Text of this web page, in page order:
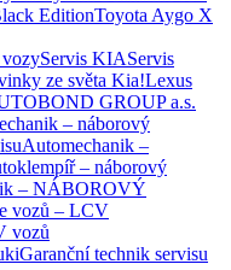
EditionToyota Aygo X
Servis KIAServis
ze světa Kia!Lexus
GROUP a.s.
– náborový
Automechanik –
– náborový
– NÁBOROVÝ
vozů – LCV
vozů
Garanční technik servisu